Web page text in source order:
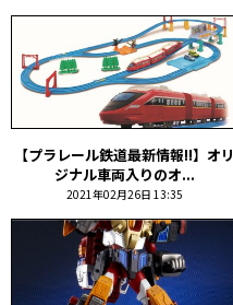
【プラレール鉄道最新情報!!】オリ
ジナル車両入りのオ...
2021年02月26日 13:35